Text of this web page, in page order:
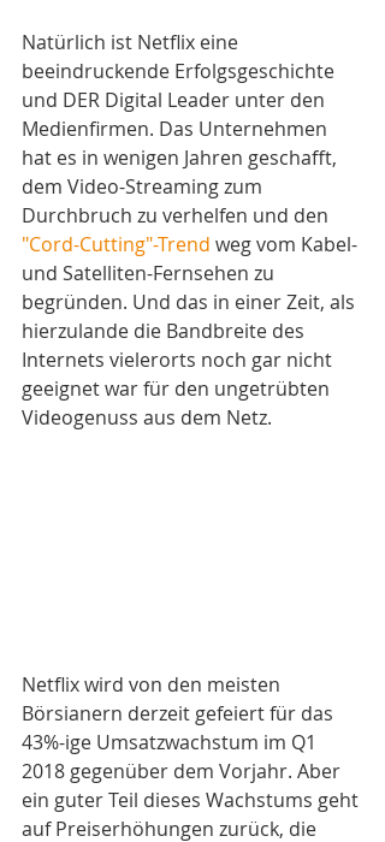
Natürlich ist Netflix eine
beeindruckende Erfolgsgeschichte
und DER Digital Leader unter den
Medienfirmen. Das Unternehmen
hat es in wenigen Jahren geschafft,
dem Video-Streaming zum
Durchbruch zu verhelfen und den
"Cord-Cutting"-Trend weg vom Kabel-
und Satelliten-Fernsehen zu
begründen. Und das in einer Zeit, als
hierzulande die Bandbreite des
Internets vielerorts noch gar nicht
geeignet war für den ungetrübten
Videogenuss aus dem Netz.
Netflix wird von den meisten
Börsianern derzeit gefeiert für das
43%-ige Umsatzwachstum im Q1
2018 gegenüber dem Vorjahr. Aber
ein guter Teil dieses Wachstums geht
auf Preiserhöhungen zurück, die